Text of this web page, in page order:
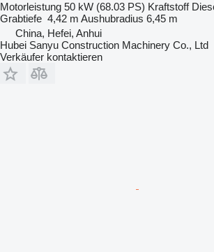
Motorleistung 50 kW (68.03 PS) Kraftstoff
Grabtiefe 4,42 m Aushubradius 6,45 m
China, Hefei, Anhui
Hubei Sanyu Construction Machinery Co., Ltd
Verkäufer kontaktieren